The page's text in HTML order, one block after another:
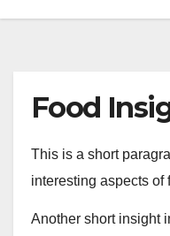
Food
This is a short
interesting aspects of
Another short insight